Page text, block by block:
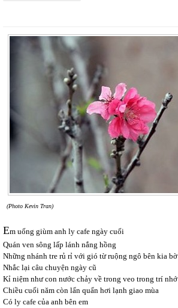
(Photo Kevin Tran)
Em uống giùm anh ly cafe ngày cuối
Quán ven sông lấp lánh nắng hồng
Những nhánh tre rủ rỉ với gió từ ruộng ngô bên kia bờ
Nhắc lại câu chuyện ngày cũ
Kỉ niệm như con nước chảy về trong veo trong trí nhớ
Chiều cuối năm còn lẩn quẩn hơi lạnh giao mùa
Có ly cafe của anh bên em